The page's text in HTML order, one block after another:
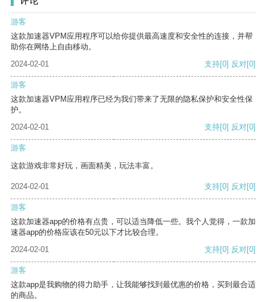
游客
这款加速器VPM应用程序可以给你提供最高速度和安全性的连接，并帮
助你在网络上自由移动。
2024-02-01
支持[0] 反对[0]
游客
这款加速器VPM应用程序已经为我们带来了无限的隐私保护和安全性保
护。
2024-02-01
支持[0] 反对[0]
游客
这款游戏非常好玩，画面精美，玩法丰富。
2024-02-01 支持[0] 反对[0]
游客
这款加速器app的价格有点贵，可以适当降低一些。我个人觉得，一款加
速器app的价格应该在50元以下才比较合理。
2024-02-01
支持[0] 反对[0]
游客
这款app是我购物的得力助手，让我能够找到最优惠的价格，买到最合适
的商品。